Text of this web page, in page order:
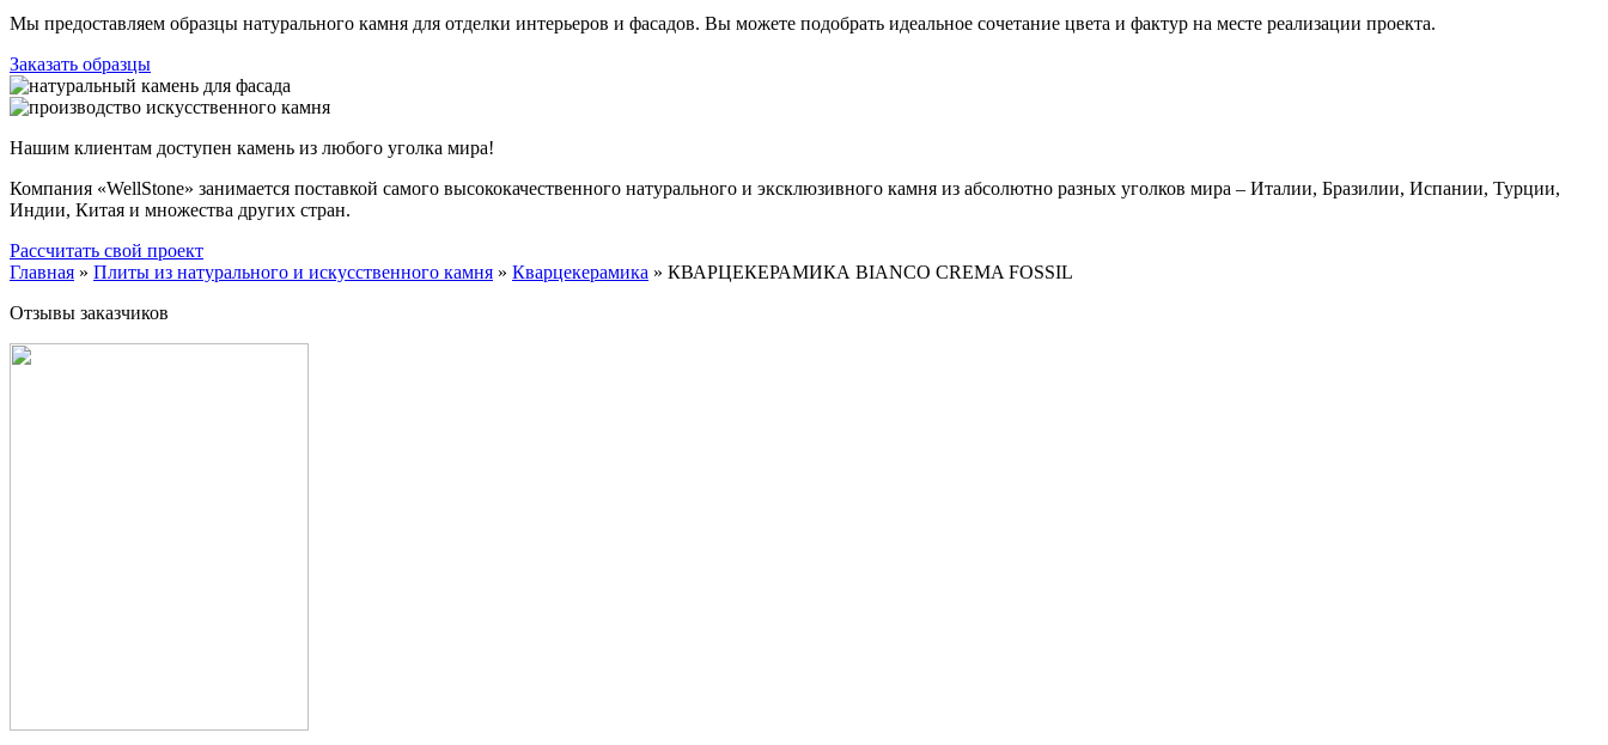
Мы предоставляем образцы натурального камня для отделки интерьеров и фасадов. Вы можете подобрать идеальное сочетание цвета и фактур на месте реализации проекта.
Заказать образцы
Нашим клиентам доступен камень из любого уголка мира!
Компания «WellStone» занимается поставкой самого высококачественного натурального и эксклюзивного камня из абсолютно разных уголков мира – Италии, Бразилии, Испании, Турции,
Индии, Китая и множества других стран.
Рассчитать свой проект
Главная » Плиты из натурального и искусственного камня » Кварцекерамика » КВАРЦЕКЕРАМИКА BIANCO CREMA FOSSIL
Отзывы заказчиков